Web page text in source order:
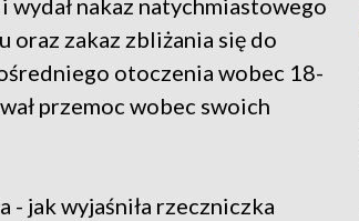
wydał nakaz natychmiastowego
oraz zakaz zbliżania się do
otoczenia wobec 18-
przemoc wobec swoich
- jak wyjaśniła rzeczniczka